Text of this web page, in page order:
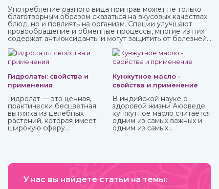
Употребление разного вида приправ может не только
благотворным образом сказаться на вкусовых качествах
блюд, но и повлиять на организм. Специи улучшают
кровообращение и обменные процессы, многие из них
содержат антиоксиданты и могут защитить от болезней,
чисто восточные, вы можете купить в интернет-магазине
ИндоКитай.
Гидролаты: свойства и
применения
Гидролат — это ценная,
практически бесцветная
вытяжка из целебных
растений, которая имеет
широкую сферу
градусов из корней,
растений. При этом
Кунжутное масло -
свойства и применение
В индийской науке о
здоровой жизни Аюрведе
кунжутное масло считается
одним из самых важных и
одним из самых
применения.
У нас вы найдете статьи на темы: